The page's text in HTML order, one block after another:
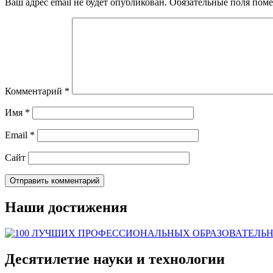
Ваш адрес email не будет опубликован. Обязательные поля
Комментарий *
Имя *
Email *
Сайт
Наши достижения
Десятилетие науки и технологии